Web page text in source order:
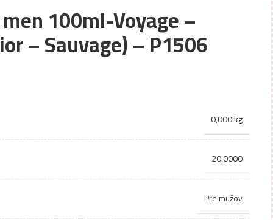
100ml-Voyage –
– Sauvage) – P1506
0,000 kg
20.0000
Pre mužov